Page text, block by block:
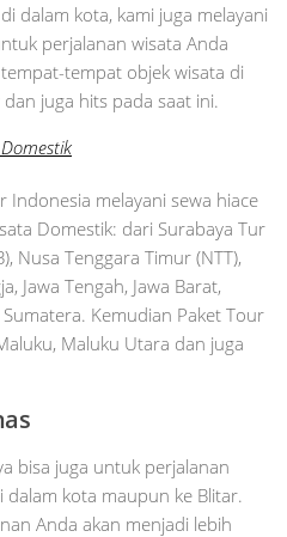
dalam kota, kami juga melayani
perjalanan wisata Anda
tempat objek wisata di
juga hits pada saat ini.
Indonesia melayani sewa hiace
Domestik: dari Surabaya Tur
Nusa Tenggara Timur (NTT),
Jawa Tengah, Jawa Barat,
Kemudian Paket Tour
Maluku Utara dan juga
bisa juga untuk perjalanan
kota maupun ke Blitar.
Anda akan menjadi lebih